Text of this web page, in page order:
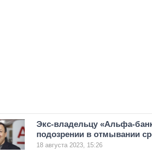
Экс-владельцу «Альфа-
подозрении в отмывании
18 августа 2023, 15:26